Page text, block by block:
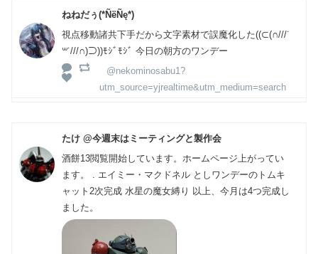
ねねだぅ(*ÑëÑę*)
視点移動諸共下手だから文字素材で誤魔化した((⊂(∩///˙
꒳​˙///∩)⊃))ﾓｼﾞﾓｼﾞ 今日の朝方のワンデー
@nekominosabu1?
utm_source=yjrealtime&utm_medium=search
たけ @今週末はミーティングと製作会
酒餅13閲覧開始しています。ホームページ上がってい
ます。 . エイミー・マクドネル としワンデーのトムキ
ャット2次完成 水星の魔女縛り 以上、今月は4つ完成し
ました。